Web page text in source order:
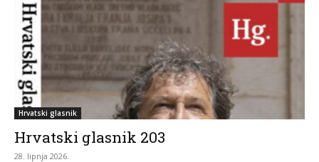
Hrvatski glasnik
Hrvatski glasnik 203
28. lipnja 2026.